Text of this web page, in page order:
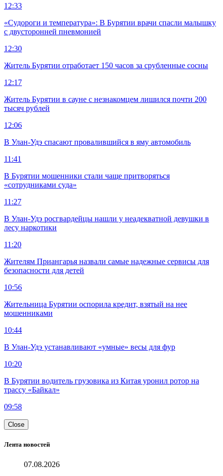
12:33
«Судороги и температура»: В Бурятии врачи спасли малышку
с двусторонней пневмонией
12:30
Житель Бурятии отработает 150 часов за срубленные сосны
12:17
Житель Бурятии в сауне с незнакомцем лишился почти 200
тысяч рублей
12:06
В Улан-Удэ спасают провалившийся в яму автомобиль
11:41
В Бурятии мошенники стали чаще притворяться
«сотрудниками суда»
11:27
В Улан-Удэ росгвардейцы нашли у неадекватной девушки в
лесу наркотики
11:20
Жителям Приангарья назвали самые надежные сервисы для
безопасности для детей
10:56
Жительница Бурятии оспорила кредит, взятый на нее
мошенниками
10:44
В Улан-Удэ устанавливают «умные» весы для фур
10:20
В Бурятии водитель грузовика из Китая уронил ротор на
трассу «Байкал»
09:58
Close
Лента новостей
07.08.2026